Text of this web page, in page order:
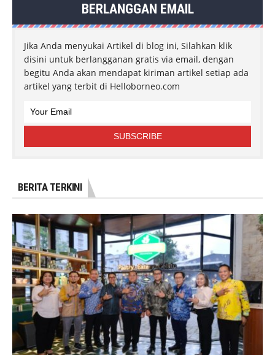
BERLANGGAN EMAIL
Jika Anda menyukai Artikel di blog ini, Silahkan klik
disini untuk berlangganan gratis via email, dengan
begitu Anda akan mendapat kiriman artikel setiap ada
artikel yang terbit di Helloborneo.com
BERITA TERKINI